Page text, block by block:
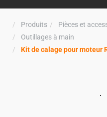
Produits Pièces et
Outillages à main
Kit de calage pour moteur